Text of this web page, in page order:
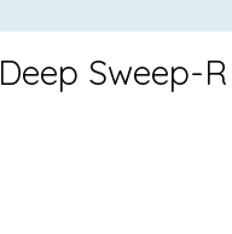
Sweep-R